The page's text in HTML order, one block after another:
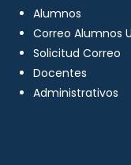
Alumnos
Correo Alumnos
Solicitud Correo
Docentes
Administrativos